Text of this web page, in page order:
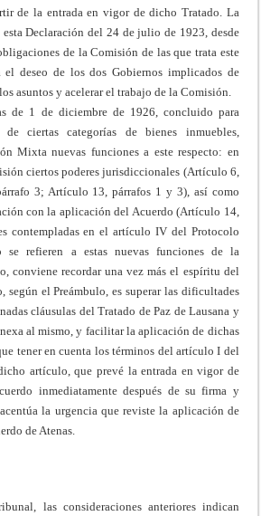
de la entrada en vigor de dicho Tratado. La
Declaración del 24 de julio de 1923, desde
de la Comisión de las que trata este
el deseo de los dos Gobiernos implicados de
asuntos y acelerar el trabajo de la Comisión.
de 1 de diciembre de 1926, concluido para
ciertas categorías de bienes inmuebles,
Mixta nuevas funciones a este respecto: en
ciertos poderes jurisdiccionales (Artículo 6,
3; Artículo 13, párrafos 1 y 3), así como
con la aplicación del Acuerdo (Artículo 14,
contempladas en el artículo IV del Protocolo
se refieren a estas nuevas funciones de la
conviene recordar una vez más el espíritu del
el Preámbulo, es superar las dificultades
cláusulas del Tratado de Paz de Lausana y
al mismo, y facilitar la aplicación de dichas
tener en cuenta los términos del artículo I del
artículo, que prevé la entrada en vigor de
inmediatamente después de su firma y
la urgencia que reviste la aplicación de
de Atenas.
las consideraciones anteriores indican